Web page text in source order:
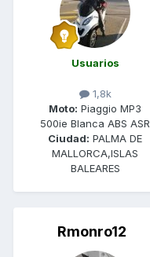
Usuarios
1,8k
Moto: Piaggio MP3
500ie Blanca ABS ASR
Ciudad: PALMA DE
MALLORCA,ISLAS
BALEARES
Rmonro12